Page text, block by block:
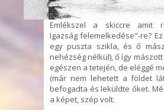
Emlékszel a skiccre amit
Igazság felemelkedése"-re?
egy puszta szikla, és ő
nehézség nélkül), ő így
egészen a tetején, de eléggé
(már nem lehetett a földet
befogadta és leküldte őket.
a képet, szép volt.